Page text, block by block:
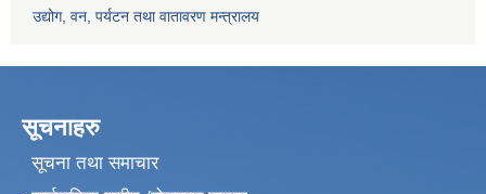
उद्योग, वन, पर्यटन तथा वातावरण मन्त्रालय
सूचनाहरु
सूचना तथा समाचार